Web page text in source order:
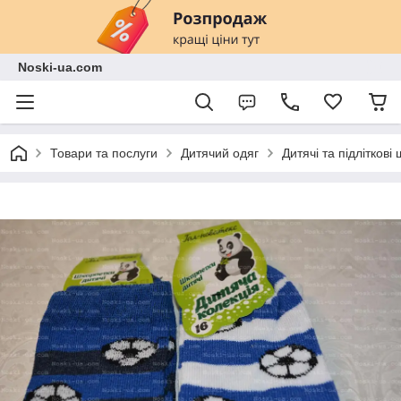
Noski-ua.com
Товари та послуги Дитячий одяг Дитячі та